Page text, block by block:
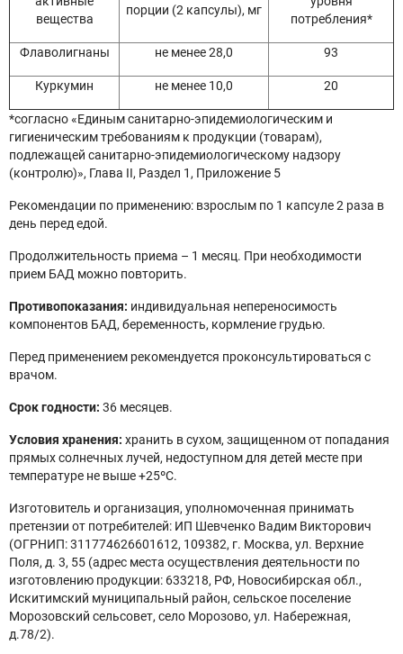
вещества
порции (2 капсулы), мг
потребления*
Флаволигнаны не менее 28,0 93
Куркумин не менее 10,0 20
*согласно «Единым санитарно-эпидемиологическим и
гигиеническим требованиям к продукции (товарам),
подлежащей санитарно-эпидемиологическому надзору
(контролю)», Глава II, Раздел 1, Приложение 5
Рекомендации по применению: взрослым по 1 капсуле 2 раза в
день перед едой.
Продолжительность приема – 1 месяц. При необходимости
прием БАД можно повторить.
Противопоказания: индивидуальная непереносимость
компонентов БАД, беременность, кормление грудью.
Перед применением рекомендуется проконсультироваться с
врачом.
Срок годности: 36 месяцев.
Условия хранения: хранить в сухом, защищенном от попадания
прямых солнечных лучей, недоступном для детей месте при
температуре не выше +25ºС.
Изготовитель и организация, уполномоченная принимать
претензии от потребителей: ИП Шевченко Вадим Викторович
(ОГРНИП: 311774626601612, 109382, г. Москва, ул. Верхние
Поля, д. 3, 55 (адрес места осуществления деятельности по
изготовлению продукции: 633218, РФ, Новосибирская обл.,
Искитимский муниципальный район, сельское поселение
Морозовский сельсовет, село Морозово, ул. Набережная,
д.78/2).